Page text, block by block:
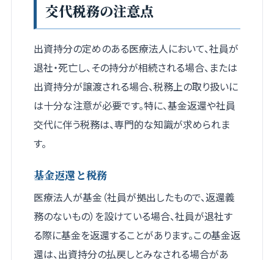
交代税務の注意点
出資持分の定めのある医療法人において、社員が
退社・死亡し、その持分が相続される場合、または
出資持分が譲渡される場合、税務上の取り扱いに
は十分な注意が必要です。特に、基金返還や社員
交代に伴う税務は、専門的な知識が求められま
す。
基金返還と税務
医療法人が基金（社員が拠出したもので、返還義
務のないもの）を設けている場合、社員が退社す
る際に基金を返還することがあります。この基金返
還は、出資持分の払戻しとみなされる場合があ